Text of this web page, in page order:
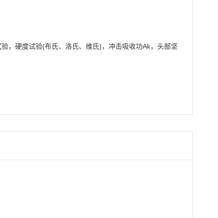
，硬度试验(布氏、洛氏、维氏)，冲击吸收功Ak，头部坚